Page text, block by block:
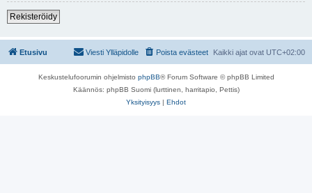
Rekisteröidy
Etusivu Kaikki ajat ovat UTC+02:00
Poista evästeet
Viesti Ylläpidolle
Keskustelufoorumin ohjelmisto phpBB® Forum Software © phpBB Limited
Käännös: phpBB Suomi (lurttinen, harritapio, Pettis)
Yksityisyys | Ehdot